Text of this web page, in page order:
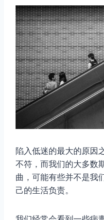
陷入低迷的最大的原因
不符，而我们的大多数
曲，可能有些并不是我
己的生活负责。